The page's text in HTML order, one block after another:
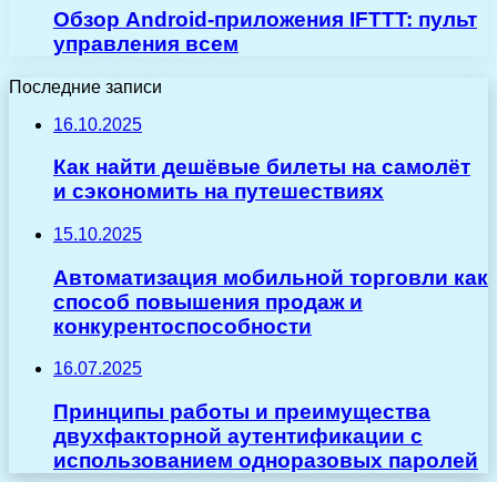
Обзор Android-приложения IFTTT: пульт
управления всем
Последние записи
16.10.2025
Как найти дешёвые билеты на самолёт
и сэкономить на путешествиях
15.10.2025
Автоматизация мобильной торговли как
способ повышения продаж и
конкурентоспособности
16.07.2025
Принципы работы и преимущества
двухфакторной аутентификации с
использованием одноразовых паролей